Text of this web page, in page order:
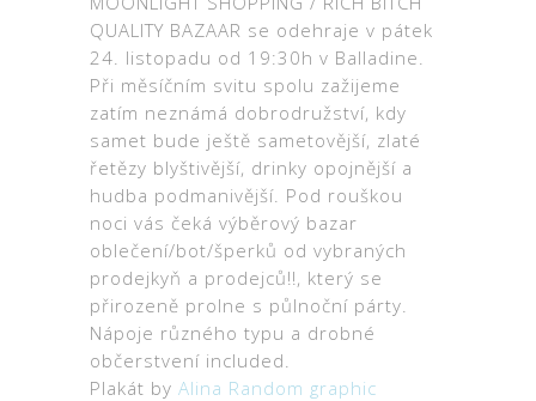
QUALITY BAZAAR se odehraje v pátek
24. listopadu od 19:30h v Balladine.
Při měsíčním svitu spolu zažijeme
zatím neznámá dobrodružství, kdy
samet bude ještě sametovější, zlaté
řetězy blyštivější, drinky opojnější a
hudba podmanivější. Pod rouškou
noci vás čeká výběrový bazar
oblečení/bot/šperků od vybraných
prodejkyň a prodejců!!, který se
přirozeně prolne s půlnoční párty.
Nápoje různého typu a drobné
občerstvení included.
Plakát by Alina Random graphic